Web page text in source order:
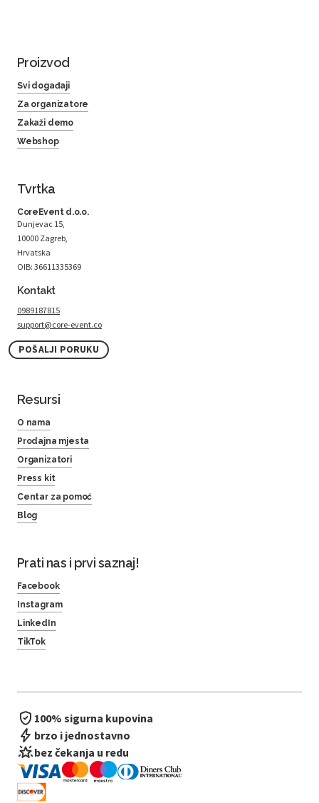
Proizvod
Svi događaji
Za organizatore
Zakaži demo
Webshop
Tvrtka
CoreEvent d.o.o.
Dunjevac 15,
10000 Zagreb,
Hrvatska
OIB: 36611335369
Kontakt
0989187815
support@core-event.co
POŠALJI PORUKU
Resursi
O nama
Prodajna mjesta
Organizatori
Press kit
Centar za pomoć
Blog
Prati nas i prvi saznaj!
Facebook
Instagram
LinkedIn
TikTok
100% sigurna kupovina
brzo i jednostavno
bez čekanja u redu